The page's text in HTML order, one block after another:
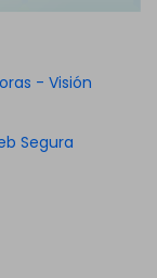
- Visión
Segura